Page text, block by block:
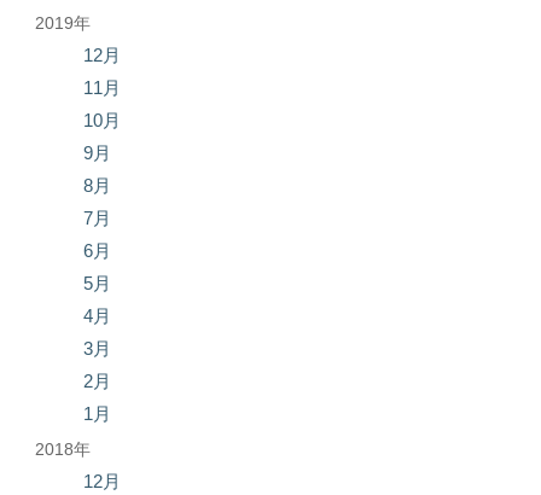
2019年
12月
11月
10月
9月
8月
7月
6月
5月
4月
3月
2月
1月
2018年
12月